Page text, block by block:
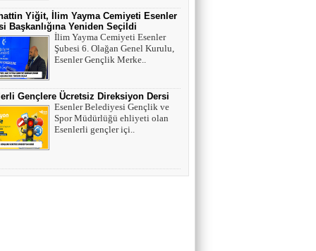
AV. SEDAT İLBEGİ
YENİ PARTİ (Seçilmişlerin Mahvına,
Statükonun Devamına…)
HAMZA BALCI
"DİRİ DİRİ TOPRAĞA GÖMÜLEN
KIZA,HANGİ GÜNAHTAN ÖTÜRÜ
ÖLDÜRÜLDÜĞÜ SORULDUĞU
Uğur Çoban
Yiğit, İlim Yayma Cemiyeti Esenler
Başkanlığına Yeniden Seçildi
İlim Yayma Cemiyeti Esenler
Şubesi 6. Olağan Genel Kurulu,
Esenler Gençlik Merke..
Gençlere Ücretsiz Direksiyon Dersi
Esenler Belediyesi Gençlik ve
Spor Müdürlüğü ehliyeti olan
Esenlerli gençler içi..